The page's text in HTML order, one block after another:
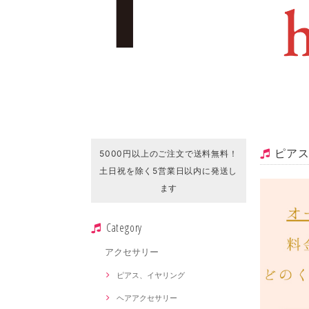
5000円以上のご注文で送料無料！
土日祝を除く5営業日以内に発送し
ます
Category
アクセサリー
ピアス、イヤリング
ヘアアクセサリー
ピアス